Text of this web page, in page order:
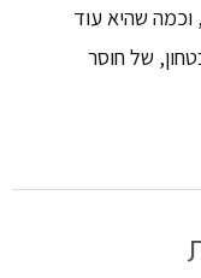
שהיא עוד
של חוסר